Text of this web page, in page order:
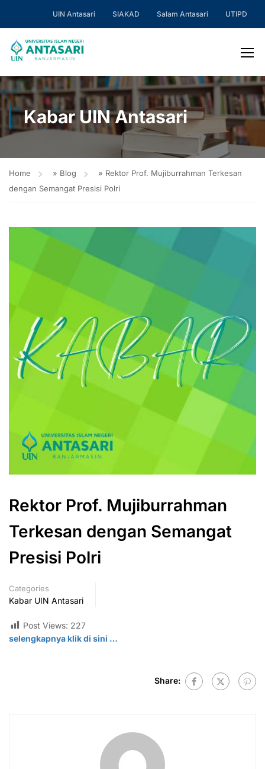
UIN Antasari SIAKAD Salam Antasari UTIPD
Kabar UIN Antasari
Home » Blog » Rektor Prof. Mujiburrahman Terkesan
dengan Semangat Presisi Polri
Rektor Prof. Mujiburrahman
Terkesan dengan Semangat
Presisi Polri
Categories
Kabar UIN Antasari
Post Views: 227
selengkapnya klik di sini …
Share: